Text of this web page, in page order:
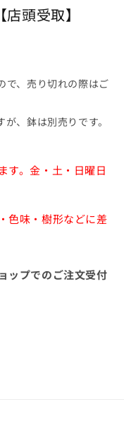
頭受取】
で、売り切れの際はご
、鉢は別売りです。
す。金・土・日曜日
色味・樹形などに差
ップでのご注文受付